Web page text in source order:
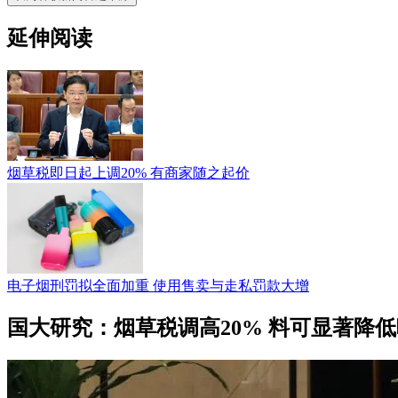
延伸阅读
烟草税即日起上调20% 有商家随之起价
电子烟刑罚拟全面加重 使用售卖与走私罚款大增
国大研究：烟草税调高20% 料可显著降